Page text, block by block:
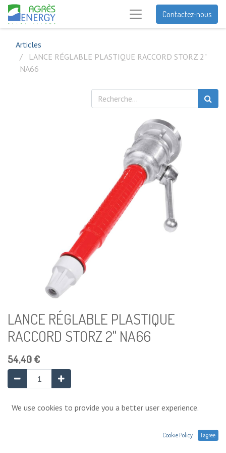
Contactez-nous
Articles
LANCE RÉGLABLE PLASTIQUE RACCORD STORZ 2"
NA66
LANCE RÉGLABLE PLASTIQUE
RACCORD STORZ 2" NA66
54,40€
Ajouter au panier
We use cookies to provide you a better user experience.
Cookie Policy I agree